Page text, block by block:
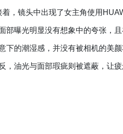
，镜头中出现了女主角使用
部曝光明显没有想象中的夸张，
下的潮湿感，并没有被相机的美
，油光与面部瑕疵则被遮蔽，让